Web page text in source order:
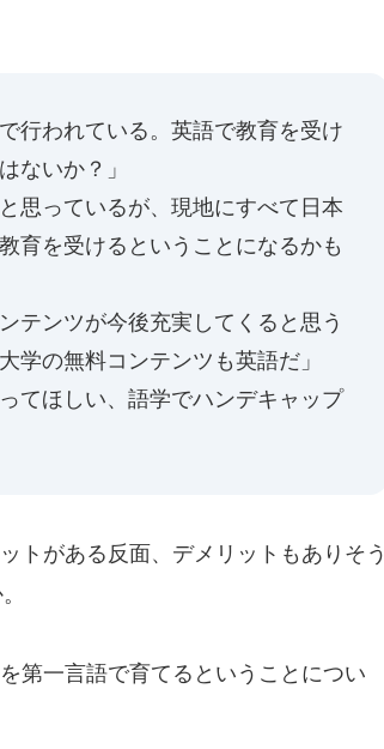
行われている。英語で教育を受け
ないか？」
思っているが、現地にすべて日本
育を受けるということになるかも
テンツが今後充実してくると思う
学の無料コンテンツも英語だ」
てほしい、語学でハンデキャップ
トがある反面、デメリットもありそう
第一言語で育てるということについ